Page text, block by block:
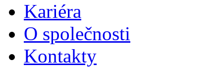
Kariéra
O společnosti
Kontakty